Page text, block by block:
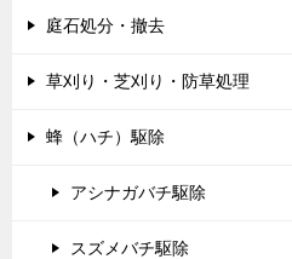
庭石処分・撤去
草刈り・芝刈り・防草処理
蜂（ハチ）駆除
アシナガバチ駆除
スズメバチ駆除